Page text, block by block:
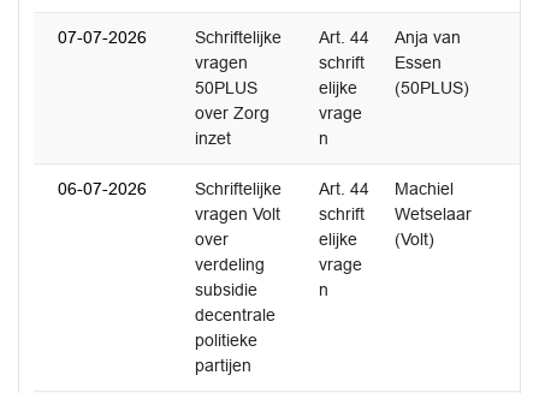
07-07-2026
Schriftelijke
vragen
50PLUS
over Zorg
inzet
Art. 44
schrift
elijke
vrage
n
Anja van
Essen
(50PLUS)
06-07-2026
Schriftelijke
vragen Volt
over
verdeling
subsidie
decentrale
politieke
partijen
Art. 44
schrift
elijke
vrage
n
Machiel
Wetselaar
(Volt)